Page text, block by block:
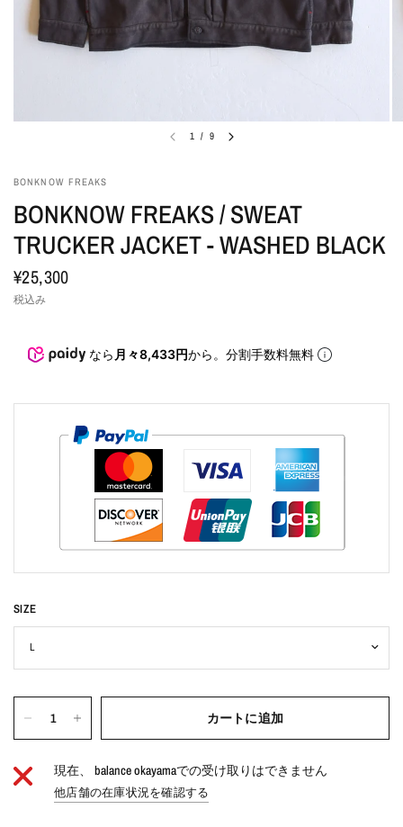
1 / 9
BONKNOW FREAKS
BONKNOW FREAKS / SWEAT
TRUCKER JACKET - WASHED BLACK
¥25,300
税込み
なら 月々8,433円から。分割手数料無料
SIZE
カートに追加
現在、balance okayamaでの受け取りはできません
他店舗の在庫状況を確認する